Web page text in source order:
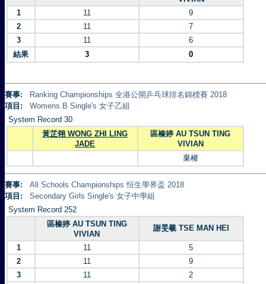
1
11
9
2
11
7
3
11
6
結果
3 0
賽事:
Ranking Championships 全港公開乒乓球排名錦標賽 2018
項目:
Womens B Single's 女子乙組
System Record 30
黃芷翎 WONG ZHI LING
JADE
區榛婷 AU TSUN TING
VIVIAN
棄權
賽事:
All Schools Championships 恒生學界盃 2018
項目:
Secondary Girls Single's 女子中學組
System Record 252
區榛婷 AU TSUN TING
VIVIAN
謝旻羲 TSE MAN HEI
1 11
5
2
11
9
3
11
2